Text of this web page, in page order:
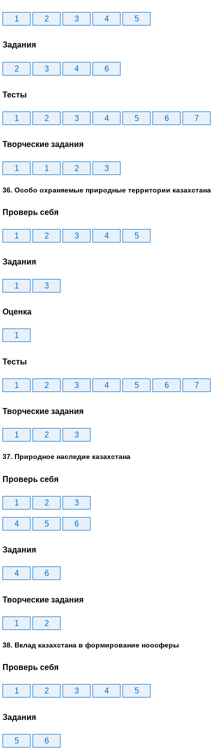
1 2 3 4 5
Задания
2 3 4 6
Тесты
1 2 3 4 5 6 7
Творческие задания
1 1 2 3
36. Особо охраняемые природные территории казахстана
Проверь себя
1 2 3 4 5
Задания
1 3
Оценка
1
Тесты
1 2 3 4 5 6 7
Творческие задания
1 2 3
37. Природное наследие казахстана
Проверь себя
1 2 3
4 5 6
Задания
4 6
Творческие задания
1 2
38. Вклад казахстана в формирование ноосферы
Проверь себя
1 2 3 4 5
Задания
5 6